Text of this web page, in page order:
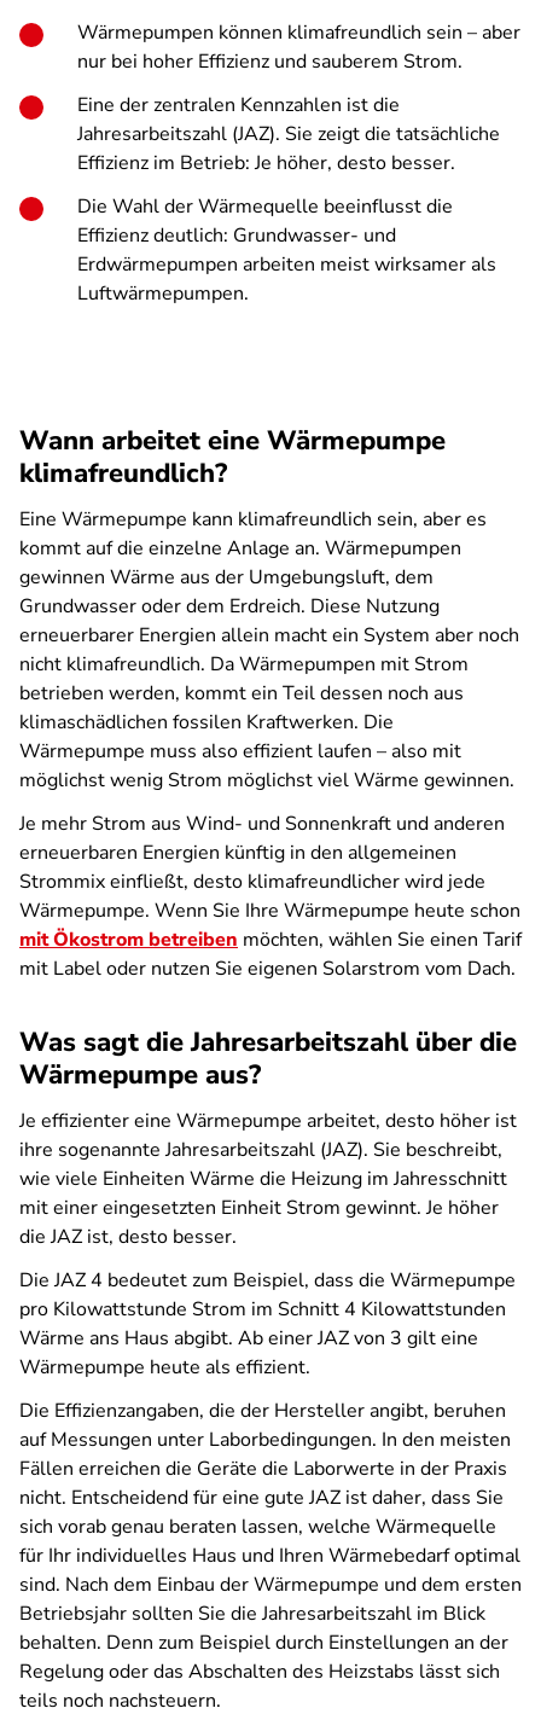
Wärmepumpen können klimafreundlich sein – aber
nur bei hoher Effizienz und sauberem Strom.
Eine der zentralen Kennzahlen ist die
Jahresarbeitszahl (JAZ). Sie zeigt die tatsächliche
Effizienz im Betrieb: Je höher, desto besser.
Die Wahl der Wärmequelle beeinflusst die
Effizienz deutlich: Grundwasser- und
Erdwärmepumpen arbeiten meist wirksamer als
Luftwärmepumpen.
Wann arbeitet eine Wärmepumpe
klimafreundlich?
Eine Wärmepumpe kann klimafreundlich sein, aber es
kommt auf die einzelne Anlage an. Wärmepumpen
gewinnen Wärme aus der Umgebungsluft, dem
Grundwasser oder dem Erdreich. Diese Nutzung
erneuerbarer Energien allein macht ein System aber noch
nicht klimafreundlich. Da Wärmepumpen mit Strom
betrieben werden, kommt ein Teil dessen noch aus
klimaschädlichen fossilen Kraftwerken. Die
Wärmepumpe muss also effizient laufen – also mit
möglichst wenig Strom möglichst viel Wärme gewinnen.
Je mehr Strom aus Wind- und Sonnenkraft und anderen
erneuerbaren Energien künftig in den allgemeinen
Strommix einfließt, desto klimafreundlicher wird jede
Wärmepumpe. Wenn Sie Ihre Wärmepumpe heute schon
mit Ökostrom betreiben möchten, wählen Sie einen Tarif
mit Label oder nutzen Sie eigenen Solarstrom vom Dach.
Was sagt die Jahresarbeitszahl über die
Wärmepumpe aus?
Je effizienter eine Wärmepumpe arbeitet, desto höher ist
ihre sogenannte Jahresarbeitszahl (JAZ). Sie beschreibt,
wie viele Einheiten Wärme die Heizung im Jahresschnitt
mit einer eingesetzten Einheit Strom gewinnt. Je höher
die JAZ ist, desto besser.
Die JAZ 4 bedeutet zum Beispiel, dass die Wärmepumpe
pro Kilowattstunde Strom im Schnitt 4 Kilowattstunden
Wärme ans Haus abgibt. Ab einer JAZ von 3 gilt eine
Wärmepumpe heute als effizient.
Die Effizienzangaben, die der Hersteller angibt, beruhen
auf Messungen unter Laborbedingungen. In den meisten
Fällen erreichen die Geräte die Laborwerte in der Praxis
nicht. Entscheidend für eine gute JAZ ist daher, dass Sie
sich vorab genau beraten lassen, welche Wärmequelle
für Ihr individuelles Haus und Ihren Wärmebedarf optimal
sind. Nach dem Einbau der Wärmepumpe und dem ersten
Betriebsjahr sollten Sie die Jahresarbeitszahl im Blick
behalten. Denn zum Beispiel durch Einstellungen an der
Regelung oder das Abschalten des Heizstabs lässt sich
teils noch nachsteuern.